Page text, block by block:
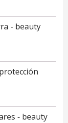
- beauty
- beauty